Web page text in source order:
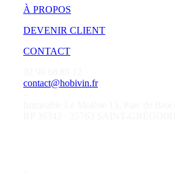
À PROPOS
DEVENIR CLIENT
CONTACT
contact@hobivin.fr